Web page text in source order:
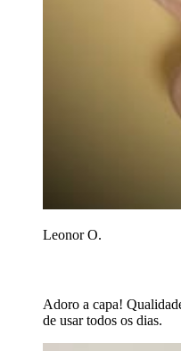
Leonor O.
Adoro a capa!
de usar todos os dias.